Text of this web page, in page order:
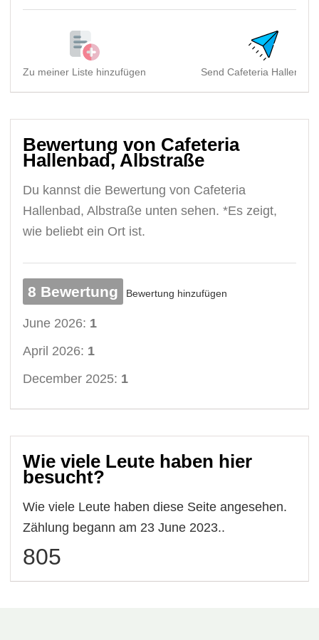
Zu meiner Liste hinzufügen Send Cafeteria
Bewertung von Cafeteria
Hallenbad, Albstraße
Du kannst die Bewertung von Cafeteria
Hallenbad, Albstraße unten sehen. *Es zeigt,
wie beliebt ein Ort ist.
8 Bewertung Bewertung hinzufügen
June 2026: 1
April 2026: 1
December 2025: 1
Wie viele Leute haben hier
besucht?
Wie viele Leute haben diese Seite angesehen.
Zählung begann am 23 June 2023..
805